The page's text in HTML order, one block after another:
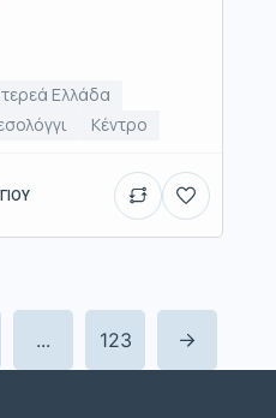
Ελλάδα
Κέντρο
... 123